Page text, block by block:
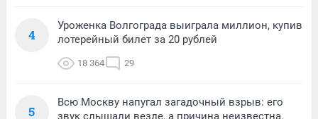
4
Уроженка Волгограда выиграла миллион, купив
лотерейный билет за 20 рублей
18 364 29
5
Всю Москву напугал загадочный взрыв: его
звук слышали везде, а причина неизвестна.